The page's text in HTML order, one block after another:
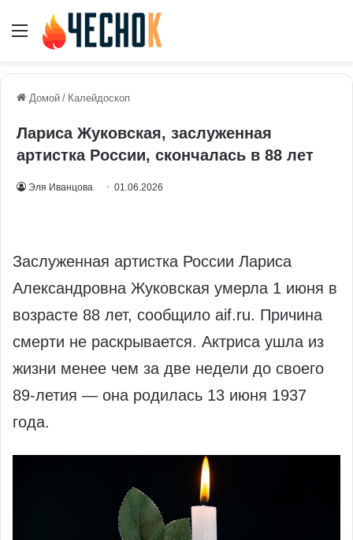
Меню
Домой / Калейдоскоп
Лариса Жуковская, заслуженная
артистка России, скончалась в 88 лет
Эля Иванцова 01.06.2026
Заслуженная артистка России Лариса
Александровна Жуковская умерла 1 июня в
возрасте 88 лет, сообщило aif.ru. Причина
смерти не раскрывается. Актриса ушла из
жизни менее чем за две недели до своего
89‑летия — она родилась 13 июня 1937
года.